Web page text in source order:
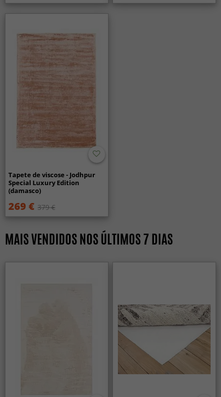
Tapete de viscose - Jodhpur
Special Luxury Edition
(damasco)
269 € 379 €
MAIS VENDIDOS NOS ÚLTIMOS 7 DIAS